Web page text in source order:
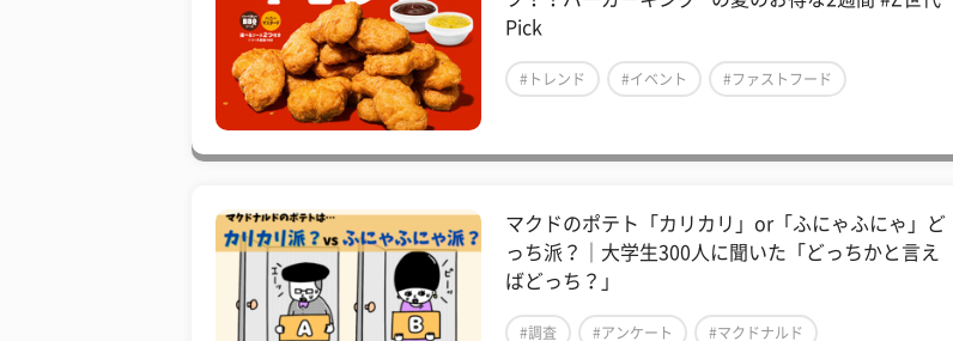
Pick
#トレンド #イベント #ファストフード
マクドのポテト「カリカリ」or「ふにゃふにゃ」ど
っち派？｜大学生300人に聞いた「どっちかと言え
ばどっち？」
#調査 #アンケート #マクドナルド